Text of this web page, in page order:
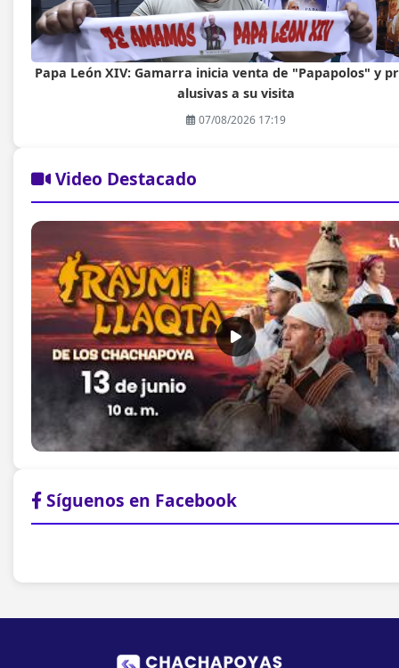
Papa León XIV: Gamarra inicia venta de "Papapolos" y
alusivas a su visita
07/08/2026 17:19
Video Destacado
Síguenos en Facebook